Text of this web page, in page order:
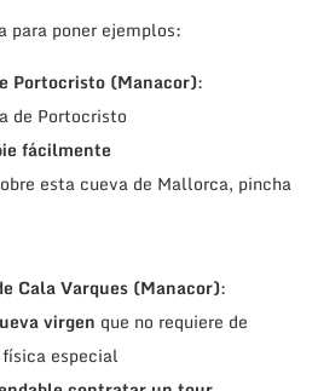
para poner ejemplos:
Portocristo (Manacor):
de Portocristo
fácilmente
esta cueva de Mallorca, pincha
Cala Varques (Manacor):
virgen que no requiere de
especial